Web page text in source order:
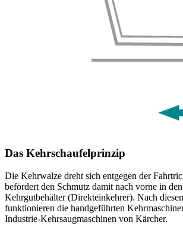
Das Kehrschaufelprinzip
Die Kehrwalze dreht sich entgegen der
befördert den Schmutz damit nach vorne in den
Kehrgutbehälter (Direkteinkehrer). Nach
funktionieren die handgeführten
Industrie-Kehrsaugmaschinen von Kärcher.